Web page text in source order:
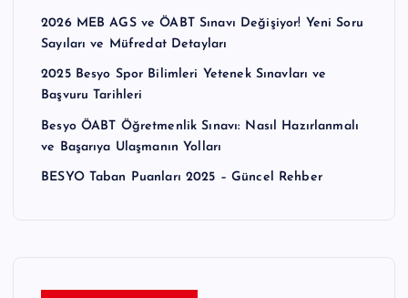
2026 MEB AGS ve ÖABT Sınavı Değişiyor! Yeni Soru
Sayıları ve Müfredat Detayları
2025 Besyo Spor Bilimleri Yetenek Sınavları ve
Başvuru Tarihleri
Besyo ÖABT Öğretmenlik Sınavı: Nasıl Hazırlanmalı
ve Başarıya Ulaşmanın Yolları
BESYO Taban Puanları 2025 – Güncel Rehber